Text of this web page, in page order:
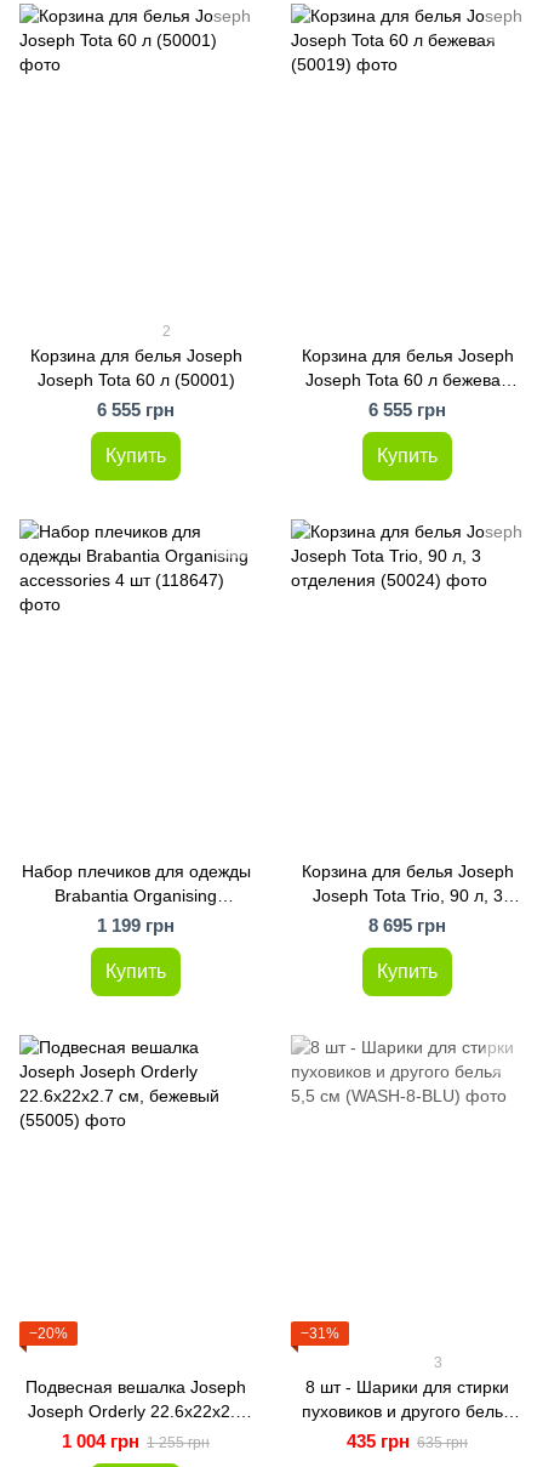
2
Корзина для белья Joseph
Joseph Tota 60 л (50001)
6 555 грн
Купить
Корзина для белья Joseph
Joseph Tota 60 л бежевая
(50019)
6 555 грн
Купить
Набор плечиков для одежды
Brabantia Organising
accessories 4 шт (118647)
1 199 грн
Купить
Корзина для белья Joseph
Joseph Tota Trio, 90 л, 3
отделения (50024)
8 695 грн
Купить
−20%
Подвесная вешалка Joseph
Joseph Orderly 22.6х22х2.7
см, бежевый (55005)
1 004 грн 1 255 грн
−31%
3
8 шт - Шарики для стирки
пуховиков и другого белья
5,5 см (WASH-8-BLU)
435 грн 635 грн